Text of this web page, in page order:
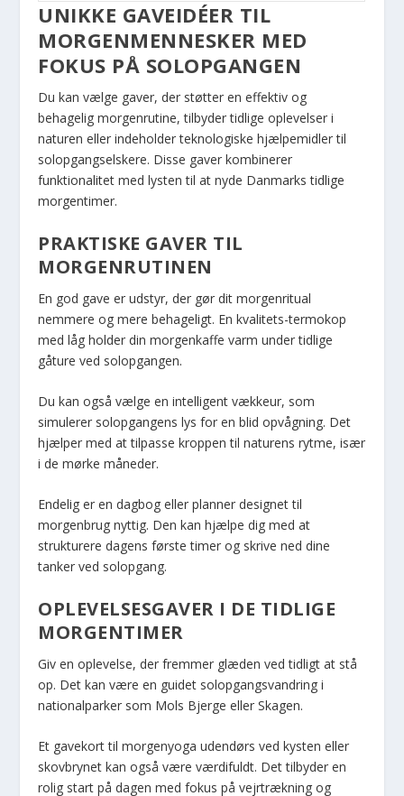
UNIKKE GAVEIDÉER TIL
MORGENMENNESKER MED
FOKUS PÅ SOLOPGANGEN
Du kan vælge gaver, der støtter en effektiv og
behagelig morgenrutine, tilbyder tidlige oplevelser i
naturen eller indeholder teknologiske hjælpemidler til
solopgangselskere. Disse gaver kombinerer
funktionalitet med lysten til at nyde Danmarks tidlige
morgentimer.
PRAKTISKE GAVER TIL
MORGENRUTINEN
En god gave er udstyr, der gør dit morgenritual
nemmere og mere behageligt. En kvalitets-termokop
med låg holder din morgenkaffe varm under tidlige
gåture ved solopgangen.
Du kan også vælge en intelligent vækkeur, som
simulerer solopgangens lys for en blid opvågning. Det
hjælper med at tilpasse kroppen til naturens rytme, især
i de mørke måneder.
Endelig er en dagbog eller planner designet til
morgenbrug nyttig. Den kan hjælpe dig med at
strukturere dagens første timer og skrive ned dine
tanker ved solopgang.
OPLEVELSESGAVER I DE TIDLIGE
MORGENTIMER
Giv en oplevelse, der fremmer glæden ved tidligt at stå
op. Det kan være en guidet solopgangsvandring i
nationalparker som Mols Bjerge eller Skagen.
Et gavekort til morgenyoga udendørs ved kysten eller
skovbrynet kan også være værdifuldt. Det tilbyder en
rolig start på dagen med fokus på vejrtrækning og